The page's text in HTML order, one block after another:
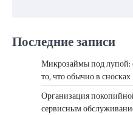
Последние записи
Микрозаймы под лупой:
то, что обычно в сносках
Организация
сервисным